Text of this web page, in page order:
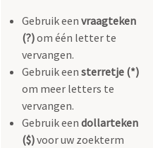
Gebruik een vraagteken
(?)om één letter te
vervangen.
Gebruik een sterretje (*)
om meer letters te
vervangen.
Gebruik een dollarteken
($)voor uw zoekterm